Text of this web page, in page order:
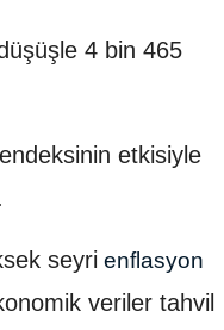
4 bin 465
endeksinin etkisiyle
seyri enflasyon
veriler tahvil